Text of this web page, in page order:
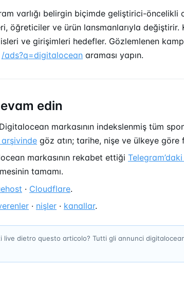
varlığı belirgin biçimde geliştirici-
öğreticiler ve ürün lansmanlarıyla değiştirir.
ve girişimleri hedefler. Gözlemlenen
/ads?q=digitalocean araması yapın.
edin
markasının indekslenmiş tüm
göz atın; tarihe, nişe ve ülkeye göre
markasının rekabet ettiği
tamamı.
· Cloudflare.
· nişler · kanallar.
live dietro questo articolo? Tutti gli annunci